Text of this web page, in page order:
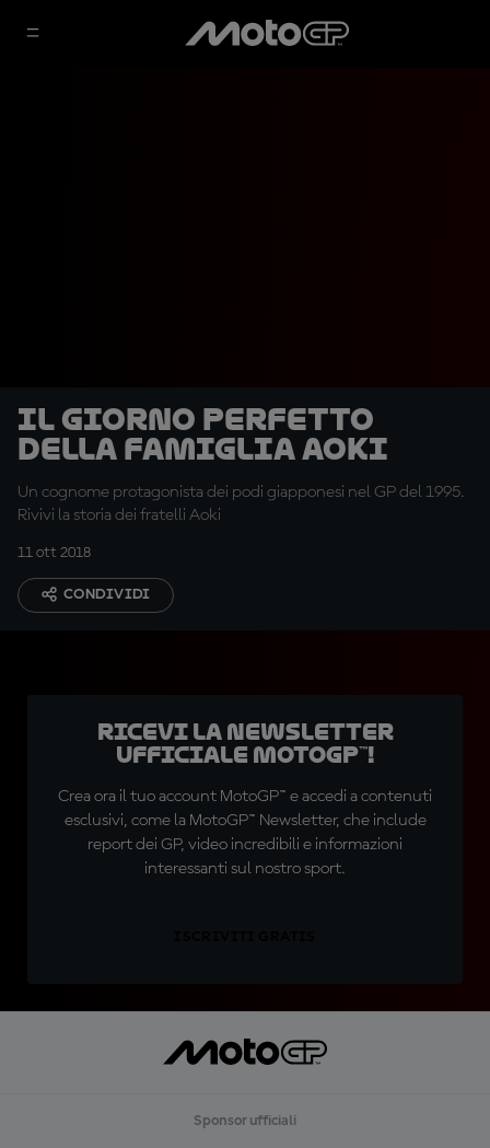
Il giorno perfetto
della famiglia Aoki
Un cognome protagonista dei podi giapponesi nel GP del 1995.
Rivivi la storia dei fratelli Aoki
11 ott 2018
CONDIVIDI
Ricevi la newsletter
ufficiale MotoGP™!
Crea ora il tuo account MotoGP™ e accedi a contenuti
esclusivi, come la MotoGP™ Newsletter, che include
report dei GP, video incredibili e informazioni
interessanti sul nostro sport.
Sponsor ufficiali